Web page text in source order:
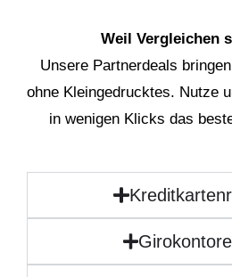
Weil Vergleichen
Unsere Partnerdeals
ohne Kleingedrucktes. Nutze
in wenigen Klicks das